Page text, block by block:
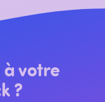
votre
?